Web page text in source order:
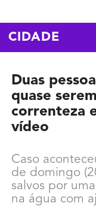
CIDADE
Duas
quase
correnteza
vídeo
Caso
de domingo
salvos por
na água com